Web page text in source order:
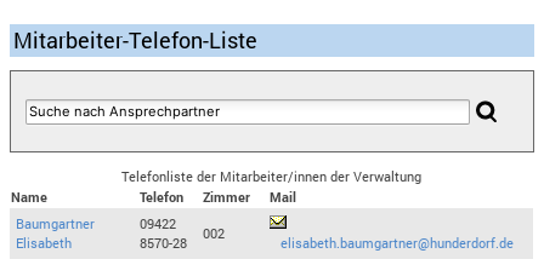
Mitarbeiter-Telefon-Liste
Telefonliste der Mitarbeiter/innen der Verwaltung
Name
Telefon Zimmer
Mail
Baumgartner
Elisabeth
09422
8570-28
002
elisabeth.baumgartner@hunderdorf.de